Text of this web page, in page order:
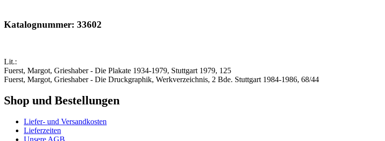
Katalognummer: 33602
Lit.:
Fuerst, Margot, Grieshaber - Die Plakate 1934-1979, Stuttgart 1979, 125
Fuerst, Margot, Grieshaber - Die Druckgraphik, Werkverzeichnis, 2 Bde. Stuttgart 1984-1986, 68/44
Shop und Bestellungen
Liefer- und Versandkosten
Lieferzeiten
Unsere AGB